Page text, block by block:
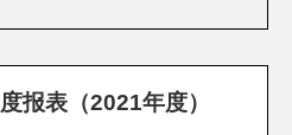
报表（2021年度）